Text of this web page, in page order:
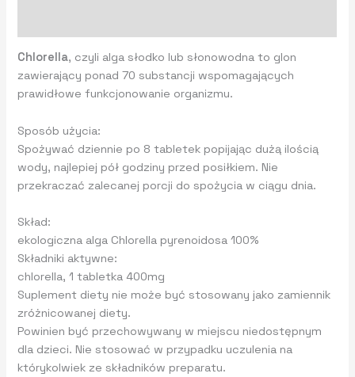
Chlorella, czyli alga słodko lub słonowodna to glon
zawierający ponad 70 substancji wspomagających
prawidłowe funkcjonowanie organizmu.
Sposób użycia:
Spożywać dziennie po 8 tabletek popijając dużą ilością
wody, najlepiej pół godziny przed posiłkiem. Nie
przekraczać zalecanej porcji do spożycia w ciągu dnia.
Skład:
ekologiczna alga Chlorella pyrenoidosa 100%
Składniki aktywne:
chlorella, 1 tabletka 400mg
Suplement diety nie może być stosowany jako zamiennik
zróżnicowanej diety.
Powinien być przechowywany w miejscu niedostępnym
dla dzieci. Nie stosować w przypadku uczulenia na
którykolwiek ze składników preparatu.